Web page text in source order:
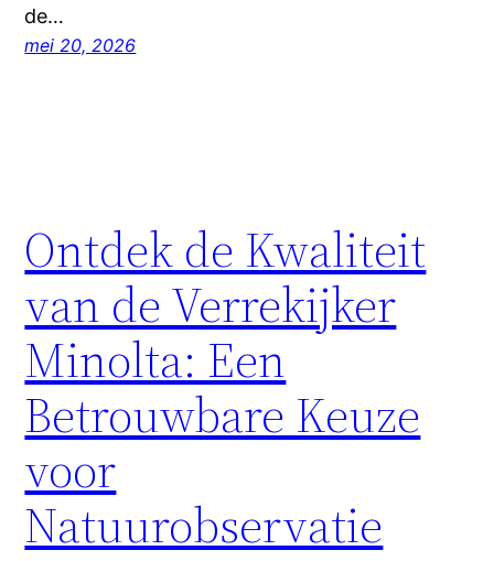
de…
mei 20, 2026
Ontdek de Kwaliteit
van de Verrekijker
Minolta: Een
Betrouwbare Keuze
voor
Natuurobservatie